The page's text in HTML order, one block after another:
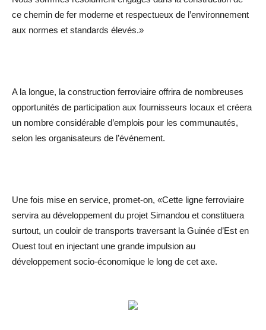
ce chemin de fer moderne et respectueux de l’environnement
aux normes et standards élevés.»
A la longue, la construction ferroviaire offrira de nombreuses
opportunités de participation aux fournisseurs locaux et créera
un nombre considérable d’emplois pour les communautés,
selon les organisateurs de l’événement.
Une fois mise en service, promet-on, «Cette ligne ferroviaire
servira au développement du projet Simandou et constituera
surtout, un couloir de transports traversant la Guinée d’Est en
Ouest tout en injectant une grande impulsion au
développement socio-économique le long de cet axe.